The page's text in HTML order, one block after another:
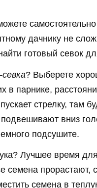
дачнику не
готовый севок
? Выберете
в парнике,
стрелку, там
вниз
подсушите.
Лучшее время
семена прорастают,
семена в